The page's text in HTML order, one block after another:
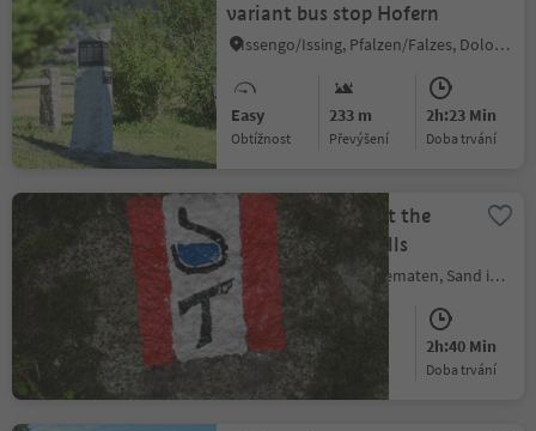
variant bus stop Hofern
Issengo/Issing, Pfalzen/Falzes, Dolomites Region Kronplatz/Plan de Corones
Easy
Obtížnost
233 m
Převýšení
2h:23 Min
doba trvání
St. Francis' Path at the
Reinbach Waterfalls
Caminata di Tures/Kematen, Sand in Taufers/Campo Tures, Ahrntal/Valle Aurina
Medium
Obtížnost
2h:40 Min
doba trvání